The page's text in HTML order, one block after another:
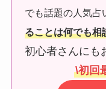
でも話題の人気占
ることは何でも相
初心者さんにも
\初回